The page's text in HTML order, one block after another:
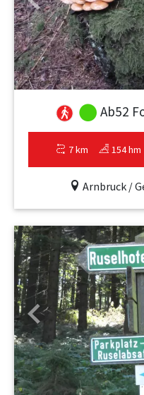
Previous
Ab52
7 km 154 hm
Arnbruck /
Previous